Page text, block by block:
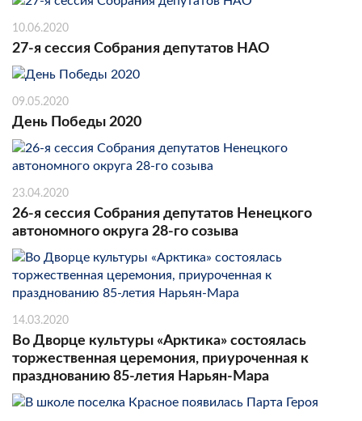
10.06.2020
27-я сессия Собрания депутатов НАО
09.05.2020
День Победы 2020
23.04.2020
26-я сессия Собрания депутатов Ненецкого
автономного округа 28-го созыва
14.03.2020
Во Дворце культуры «Арктика» состоялась
торжественная церемония, приуроченная к
празднованию 85-летия Нарьян-Мара